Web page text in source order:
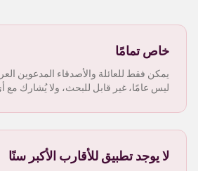
خاص تمامًا
يمكن فقط للعائلة والأصدقاء المدعوين
ليس عامًا، غير قابل للبحث، ولا يُشارك
لا يوجد تطبيق للأقارب الأكبر سنًا